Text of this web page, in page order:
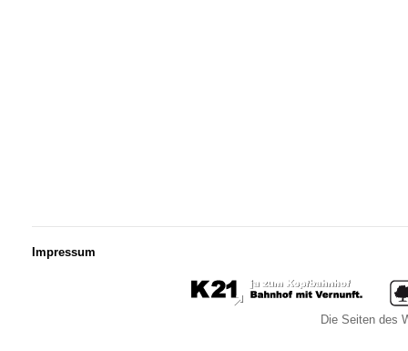
Impressum
Die Seiten des